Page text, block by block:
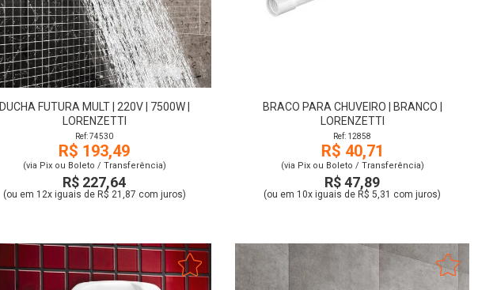
DUCHA FUTURA MULT | 220V | 7500W |
LORENZETTI
Ref: 74530
R$ 193,49
(via Pix ou Boleto / Transferência)
R$ 227,64
(ou em 12x iguais de R$ 21,87 com juros)
BRACO PARA CHUVEIRO | BRANCO |
LORENZETTI
Ref: 12858
R$ 40,71
(via Pix ou Boleto / Transferência)
R$ 47,89
(ou em 10x iguais de R$ 5,31 com juros)